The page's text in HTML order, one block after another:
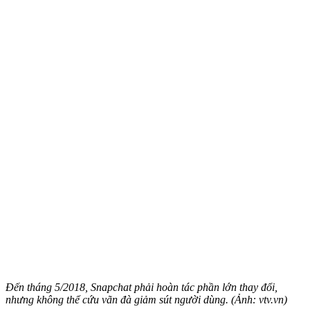
Đến tháng 5/2018, Snapchat phải hoàn tác phần lớn thay đổi,
nhưng không thể cứu vãn đà giảm sút người dùng. (Ảnh: vtv.vn)